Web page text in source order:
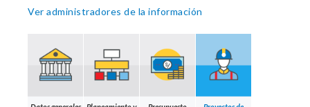
Ver administradores de la información